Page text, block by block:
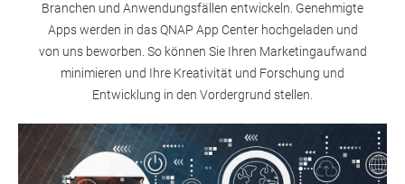
Branchen und Anwendungsfällen entwickeln. Genehmigte
Apps werden in das QNAP App Center hochgeladen und
von uns beworben. So können Sie Ihren Marketingaufwand
minimieren und Ihre Kreativität und Forschung und
Entwicklung in den Vordergrund stellen.